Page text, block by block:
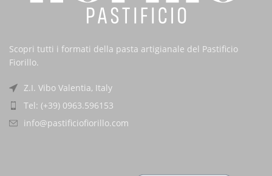
Scopri tutti i formati della pasta artigianale del Pastificio
Fiorillo.
Z.I. Vibo Valentia, Italy
Tel: (+39) 0963.596153
info@pastificiofiorillo.com